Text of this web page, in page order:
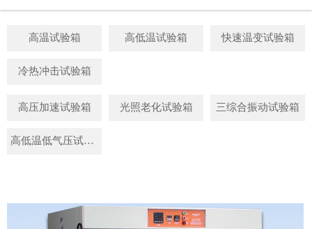
高温试验箱 高低温试验箱 快速温变试验箱
冷热冲击试验箱
高压加速试验箱 光照老化试验箱 三综合振动试验箱
高低温低气压试验箱